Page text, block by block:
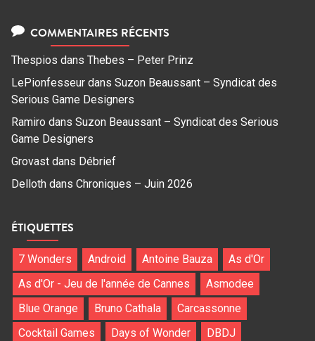
COMMENTAIRES RÉCENTS
Thespios dans Thebes – Peter Prinz
LePionfesseur dans Suzon Beaussant – Syndicat des
Serious Game Designers
Ramiro dans Suzon Beaussant – Syndicat des Serious
Game Designers
Grovast dans Débrief
Delloth dans Chroniques – Juin 2026
ÉTIQUETTES
7 Wonders Android Antoine Bauza
As d'Or
As d'Or - Jeu de l'année de Cannes
Asmodee
Blue Orange
Bruno Cathala
Carcassonne
Cocktail Games
Days of Wonder
DBDJ